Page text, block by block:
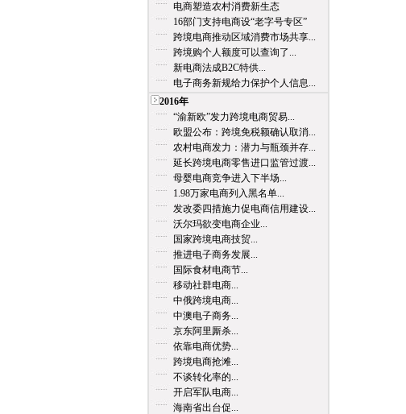
电商塑造农村消费新生态
16部门支持电商设“老字号专区”
跨境电商推动区域消费市场共享...
跨境购个人额度可以查询了...
新电商法成B2C特供...
电子商务新规给力保护个人信息...
2016年
“渝新欧”发力跨境电商贸易...
欧盟公布：跨境免税额确认取消...
农村电商发力：潜力与瓶颈并存...
延长跨境电商零售进口监管过渡...
母婴电商竞争进入下半场...
1.98万家电商列入黑名单...
发改委四措施力促电商信用建设...
沃尔玛欲变电商企业...
国家跨境电商技贸...
推进电子商务发展...
国际食材电商节...
移动社群电商...
中俄跨境电商...
中澳电子商务...
京东阿里厮杀...
依靠电商优势...
跨境电商抢滩...
不谈转化率的...
开启军队电商...
海南省出台促...